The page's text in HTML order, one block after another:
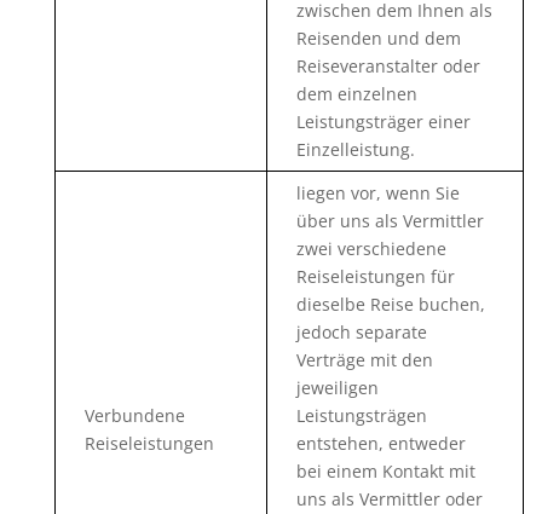
zwischen dem Ihnen als
Reisenden und dem
Reiseveranstalter oder
dem einzelnen
Leistungsträger einer
Einzelleistung.
Verbundene
Reiseleistungen
liegen vor, wenn Sie
über uns als Vermittler
zwei verschiedene
Reiseleistungen für
dieselbe Reise buchen,
jedoch separate
Verträge mit den
jeweiligen
Leistungsträgen
entstehen, entweder
bei einem Kontakt mit
uns als Vermittler oder